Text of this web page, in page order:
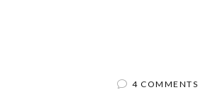
4 COMMENTS